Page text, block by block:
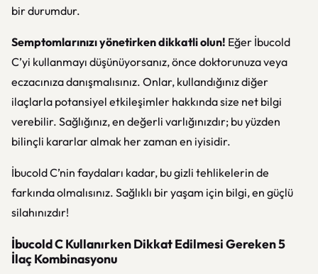
bir durumdur.
Semptomlarınızı yönetirken dikkatli olun! Eğer İbucold
C’yi kullanmayı düşünüyorsanız, önce doktorunuza veya
eczacınıza danışmalısınız. Onlar, kullandığınız diğer
ilaçlarla potansiyel etkileşimler hakkında size net bilgi
verebilir. Sağlığınız, en değerli varlığınızdır; bu yüzden
bilinçli kararlar almak her zaman en iyisidir.
İbucold C’nin faydaları kadar, bu gizli tehlikelerin de
farkında olmalısınız. Sağlıklı bir yaşam için bilgi, en güçlü
silahınızdır!
İbucold C Kullanırken Dikkat Edilmesi Gereken 5
İlaç Kombinasyonu